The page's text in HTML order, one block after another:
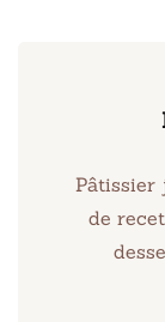
Pâtissier
de